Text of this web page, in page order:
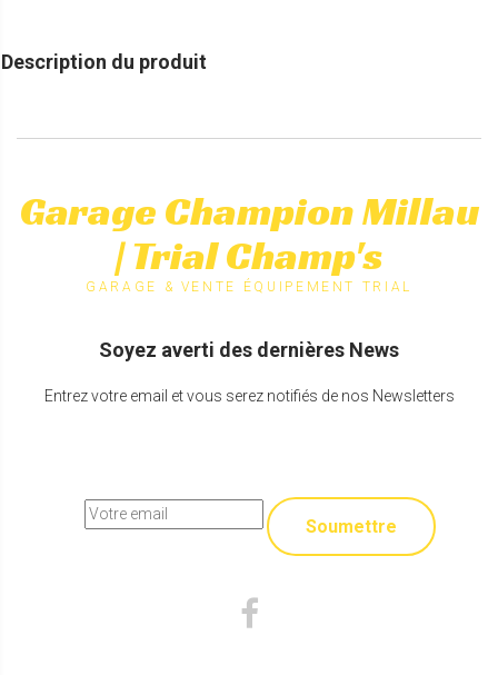
Description du produit
Garage Champion Millau
| Trial Champ's
GARAGE & VENTE ÉQUIPEMENT TRIAL
Soyez averti des dernières News
Entrez votre email et vous serez notifiés de nos Newsletters
Soumettre